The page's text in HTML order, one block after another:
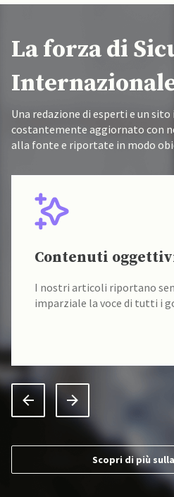
La forza di
Una redazione di esperti e un
costantemente aggiornato con
alla fonte e riportate in modo
Contenuti
I nostri articoli riportano
imparziale la voce di tutti i
Scopri di più